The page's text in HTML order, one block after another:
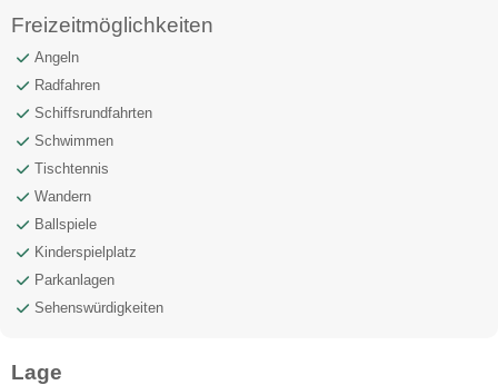
Freizeitmöglichkeiten
Angeln
Radfahren
Schiffsrundfahrten
Schwimmen
Tischtennis
Wandern
Ballspiele
Kinderspielplatz
Parkanlagen
Sehenswürdigkeiten
Lage